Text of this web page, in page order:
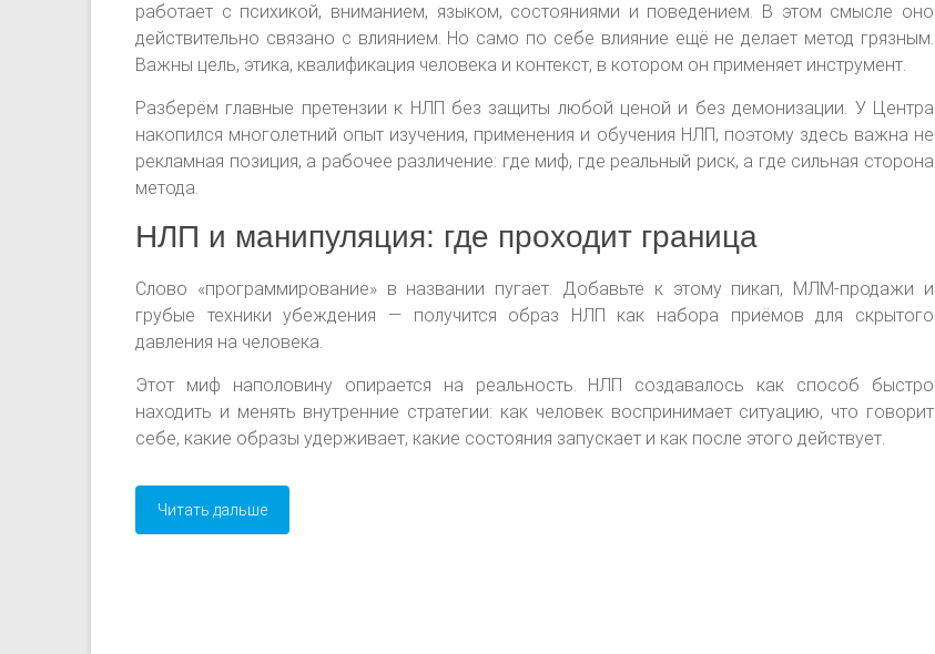
работает с психикой, вниманием, языком, состояниями и поведением. В этом смысле оно
действительно связано с влиянием. Но само по себе влияние ещё не делает метод грязным.
Важны цель, этика, квалификация человека и контекст, в котором он применяет инструмент.
Разберём главные претензии к НЛП без защиты любой ценой и без демонизации. У Центра
накопился многолетний опыт изучения, применения и обучения НЛП, поэтому здесь важна не
рекламная позиция, а рабочее различение: где миф, где реальный риск, а где сильная сторона
метода.
НЛП и манипуляция: где проходит граница
Слово «программирование» в названии пугает. Добавьте к этому пикап, МЛМ-продажи и
грубые техники убеждения — получится образ НЛП как набора приёмов для скрытого
давления на человека.
Этот миф наполовину опирается на реальность. НЛП создавалось как способ быстро
находить и менять внутренние стратегии: как человек воспринимает ситуацию, что говорит
себе, какие образы удерживает, какие состояния запускает и как после этого действует.
Читать дальше